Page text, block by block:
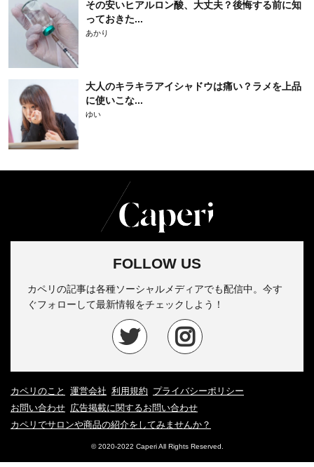
その安いヒアルロン酸、大丈夫？後悔する前に知
っておきた...
あかり
大人のキラキラアイシャドウは痛い？ラメを上品
に使いこな...
ゆい
FOLLOW US
カペリの記事は各種ソーシャルメディアでも配信中。今す
ぐフォローして最新情報をチェックしよう！
カペリのこと 運営会社 利用規約 プライバシーポリシー
お問い合わせ 広告掲載に関するお問い合わせ
カペリでサロンや商品の紹介をしてみませんか？
© 2020-2022 Caperi All Rights Reserved.